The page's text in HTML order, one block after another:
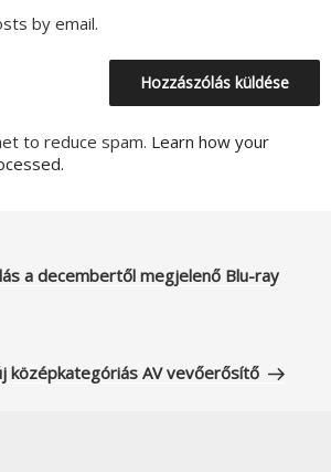
by email.
to reduce spam. Learn how your
a decembertől megjelenő Blu-ray
középkategóriás AV vevőerősítő